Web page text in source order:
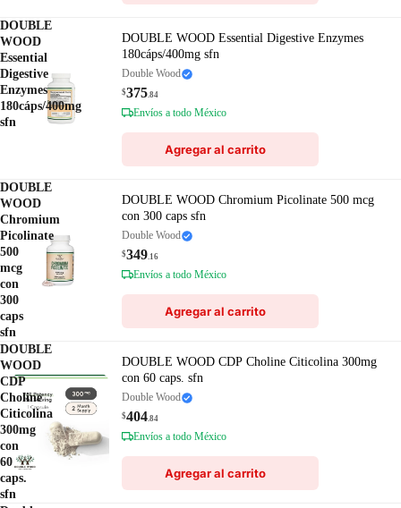
DOUBLE
WOOD
Essential
Digestive
Enzymes
180cáps/400mg
sfn
DOUBLE WOOD Essential Digestive Enzymes
180cáps/400mg sfn
Double Wood
$375.84
Envíos a todo México
Agregar al carrito
DOUBLE
WOOD
Chromium
Picolinate
500
mcg
con
300
caps
sfn
DOUBLE WOOD Chromium Picolinate 500 mcg
con 300 caps sfn
Double Wood
$349.16
Envíos a todo México
Agregar al carrito
DOUBLE
WOOD
CDP
Choline
Citicolina
300mg
con
60
caps.
sfn
DOUBLE WOOD CDP Choline Citicolina 300mg
con 60 caps. sfn
Double Wood
$404.84
Envíos a todo México
Agregar al carrito